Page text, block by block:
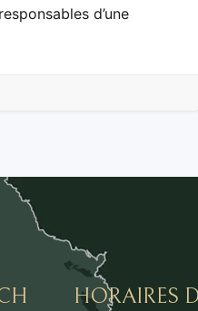
d’une
HORAIRES